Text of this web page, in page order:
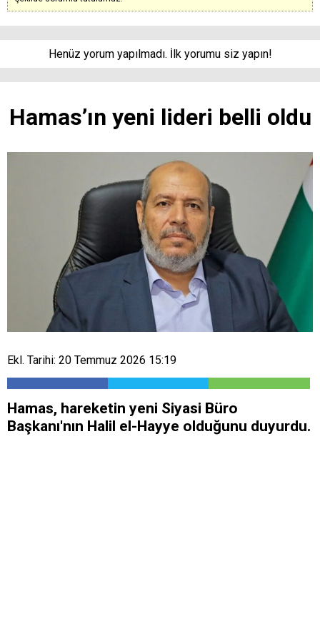
Henüz yorum yapılmadı. İlk yorumu siz yapın!
Hamas’ın yeni lideri belli oldu
Ekl. Tarihi: 20 Temmuz 2026 15:19
Hamas, hareketin yeni Siyasi Büro
Başkanı'nın Halil el-Hayye olduğunu duyurdu.